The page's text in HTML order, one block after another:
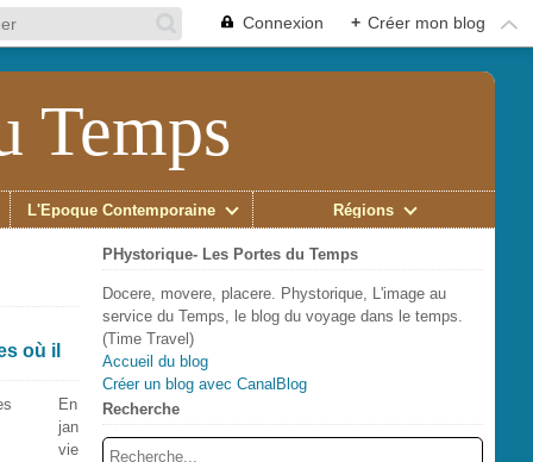
Connexion + Créer mon blog
Temps
L'Époque Contemporaine Régions
où il
En
jan
vie
PHystorique- Les Portes du Temps
Docere, movere, placere. Phystorique, L'image au
service du Temps, le blog du voyage dans le temps.
(Time Travel)
Accueil du blog
Créer un blog avec CanalBlog
Recherche